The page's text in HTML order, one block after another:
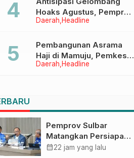
Daerah Headline
Hoaks Agustus, Pemprov
Sulbar Ajak Warga Jaga
Daerah Headline
Pembangunan Asrama
Haji di Mamuju, Pemkesra
dan Kementerian Haji
Pemprov Sulbar
Matangkan Persiapan
HUT Ke-81 RI, Puncak
calendar_month22 jam yang lalu